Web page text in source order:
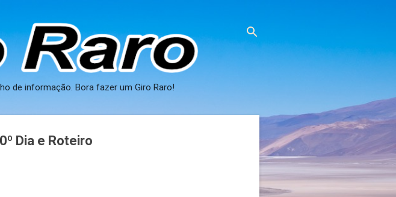
de informação. Bora fazer um Giro Raro!
Dia e Roteiro